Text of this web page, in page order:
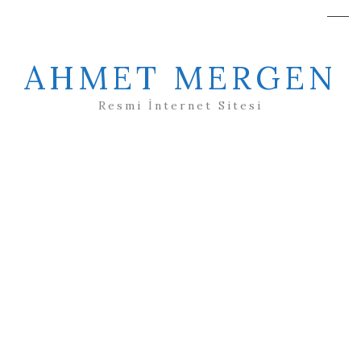
AHMET MERGEN
Resmi İnternet Sitesi